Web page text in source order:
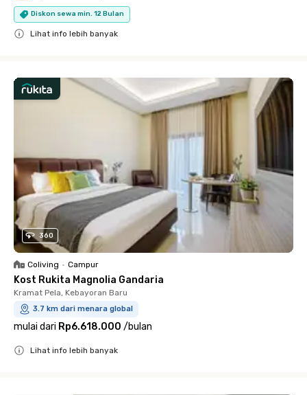
Diskon sewa min. 12 Bulan
Lihat info lebih banyak
360
Coliving • Campur
Kost Rukita Magnolia Gandaria
Kramat Pela, Kebayoran Baru
3.7 km dari menara global
mulai dari Rp6.618.000 /bulan
Lihat info lebih banyak